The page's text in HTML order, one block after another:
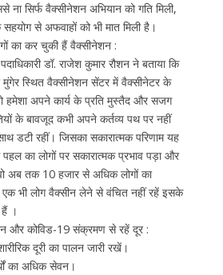
सिर्फ वैक्सीनेशन अभियान को गति मिली,
से अफवाहों को भी मात मिली है।
का कर चुकी हैं वैक्सीनेशन :
डॉ. राजेश कुमार रौशन ने बताया कि
मुंगेर स्थित वैक्सीनेशन सेंटर में वैक्सीनेटर के
हमेशा अपने कार्य के प्रति मुस्तैद और सजग
के बावजूद कभी अपने कर्तव्य पथ पर नहीं
डटी रहीं। जिसका सकारात्मक परिणाम यह
का लोगों पर सकारात्मक प्रभाव पड़ा और
अब तक 10 हजार से अधिक लोगों का
भी लोग वैक्सीन लेने से वंचित नहीं रहें इसके
हैं ।
और कोविड-19 संक्रमण से रहें दूर :
दूरी का पालन जारी रखें।
का अधिक सेवन।